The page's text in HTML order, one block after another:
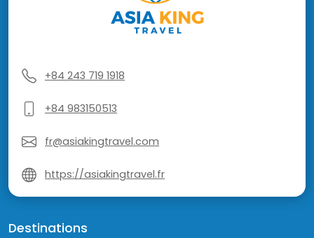
+84 243 719 1918
+84 983150513
fr@asiakingtravel.com
https://asiakingtravel.fr
Destinations